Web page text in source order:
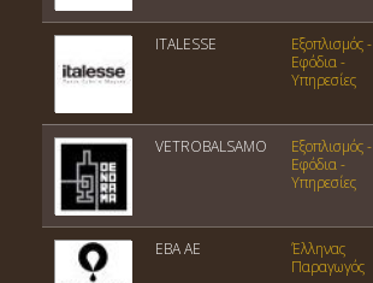
ITALESSE
Εξοπλισμός -
Εφόδια -
Υπηρεσίες
VETROBALSAMO
Εξοπλισμός -
Εφόδια -
Υπηρεσίες
ΕΒΑ ΑΕ
Έλληνας
Παραγωγός